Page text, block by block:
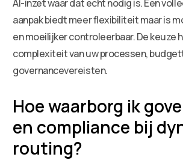
AI-inzet waar dat echt nodig is. Een
aanpak biedt meer flexibiliteit maar is
en moeilijker controleerbaar. De keuze
complexiteit van uw processen,
governancevereisten.
Hoe waarborg ik
en compliance bij
routing?